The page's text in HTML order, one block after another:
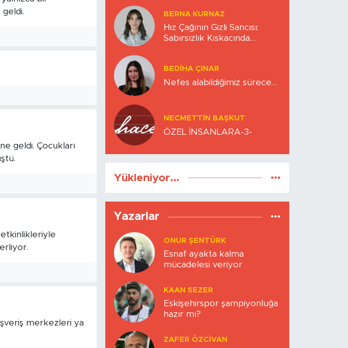
geldi. Çocukları
merkezleri ya
BERNA KURNAZ
Hız Çağının Gizli Sancısı:
Sabırsızlık Kıskacında
BEDIHA ÇINAR
Nefes alabildiğimiz sürece…
NECMETTIN BAŞKUT
ÖZEL İNSANLARA-3-
Yükleniyor...
Yazarlar
ONUR ŞENTÜRK
Esnaf ayakta kalma
mücadelesi veriyor
KAAN SEZER
Eskişehirspor şampiyonluğa
hazır mı?
ZAFER ÖZCIVAN